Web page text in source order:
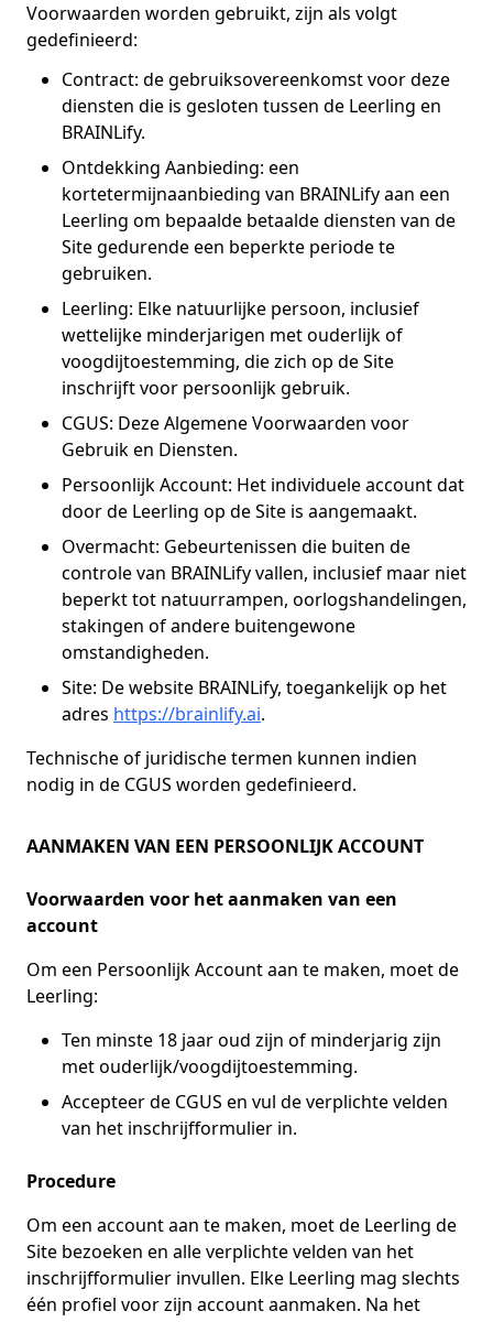
Voorwaarden worden gebruikt, zijn als volgt
gedefinieerd:
Contract: de gebruiksovereenkomst voor deze
diensten die is gesloten tussen de Leerling en
BRAINLify.
Ontdekking Aanbieding: een
kortetermijnaanbieding van BRAINLify aan een
Leerling om bepaalde betaalde diensten van de
Site gedurende een beperkte periode te
gebruiken.
Leerling: Elke natuurlijke persoon, inclusief
wettelijke minderjarigen met ouderlijk of
voogdijtoestemming, die zich op de Site
inschrijft voor persoonlijk gebruik.
CGUS: Deze Algemene Voorwaarden voor
Gebruik en Diensten.
Persoonlijk Account: Het individuele account dat
door de Leerling op de Site is aangemaakt.
Overmacht: Gebeurtenissen die buiten de
controle van BRAINLify vallen, inclusief maar niet
beperkt tot natuurrampen, oorlogshandelingen,
stakingen of andere buitengewone
omstandigheden.
Site: De website BRAINLify, toegankelijk op het
adres https://brainlify.ai.
Technische of juridische termen kunnen indien
nodig in de CGUS worden gedefinieerd.
AANMAKEN VAN EEN PERSOONLIJK ACCOUNT
Voorwaarden voor het aanmaken van een
account
Om een Persoonlijk Account aan te maken, moet de
Leerling:
Ten minste 18 jaar oud zijn of minderjarig zijn
met ouderlijk/voogdijtoestemming.
Accepteer de CGUS en vul de verplichte velden
van het inschrijfformulier in.
Procedure
Om een account aan te maken, moet de Leerling de
Site bezoeken en alle verplichte velden van het
inschrijfformulier invullen. Elke Leerling mag slechts
één profiel voor zijn account aanmaken. Na het